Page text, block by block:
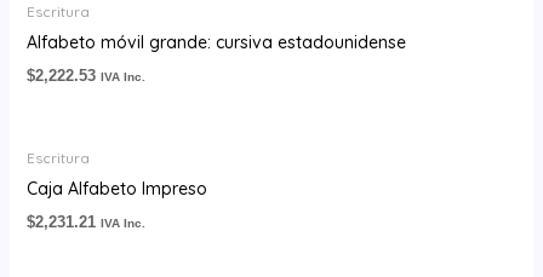
Escritura
Alfabeto móvil grande: cursiva estadounidense
$2,222.53 IVA Inc.
Escritura
Caja Alfabeto Impreso
$2,231.21 IVA Inc.